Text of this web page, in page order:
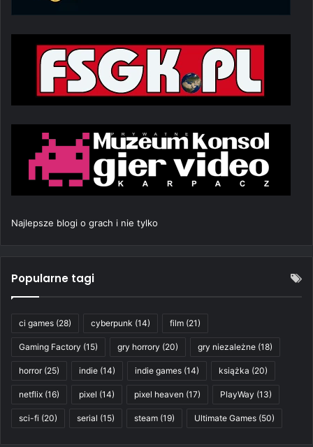
Najlepsze blogi o grach i nie tylko
Popularne tagi
ci games (28) cyberpunk (14) film (21)
Gaming Factory (15) gry horrory (20) gry niezależne (18)
horror(25) indie (14) indie games (14) książka (20)
netflix (16) pixel (14) pixel heaven (17) PlayWay (13)
sci-fi (20) serial (15) steam (19) Ultimate Games (50)